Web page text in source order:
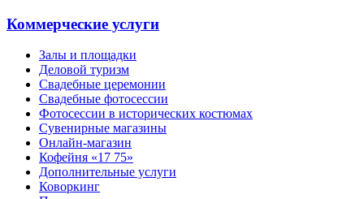
Коммерческие услуги
Залы и площадки
Деловой туризм
Свадебные церемонии
Свадебные фотосессии
Фотосессии в исторических костюмах
Сувенирные магазины
Онлайн-магазин
Кофейня «17 75»
Дополнительные услуги
Коворкинг